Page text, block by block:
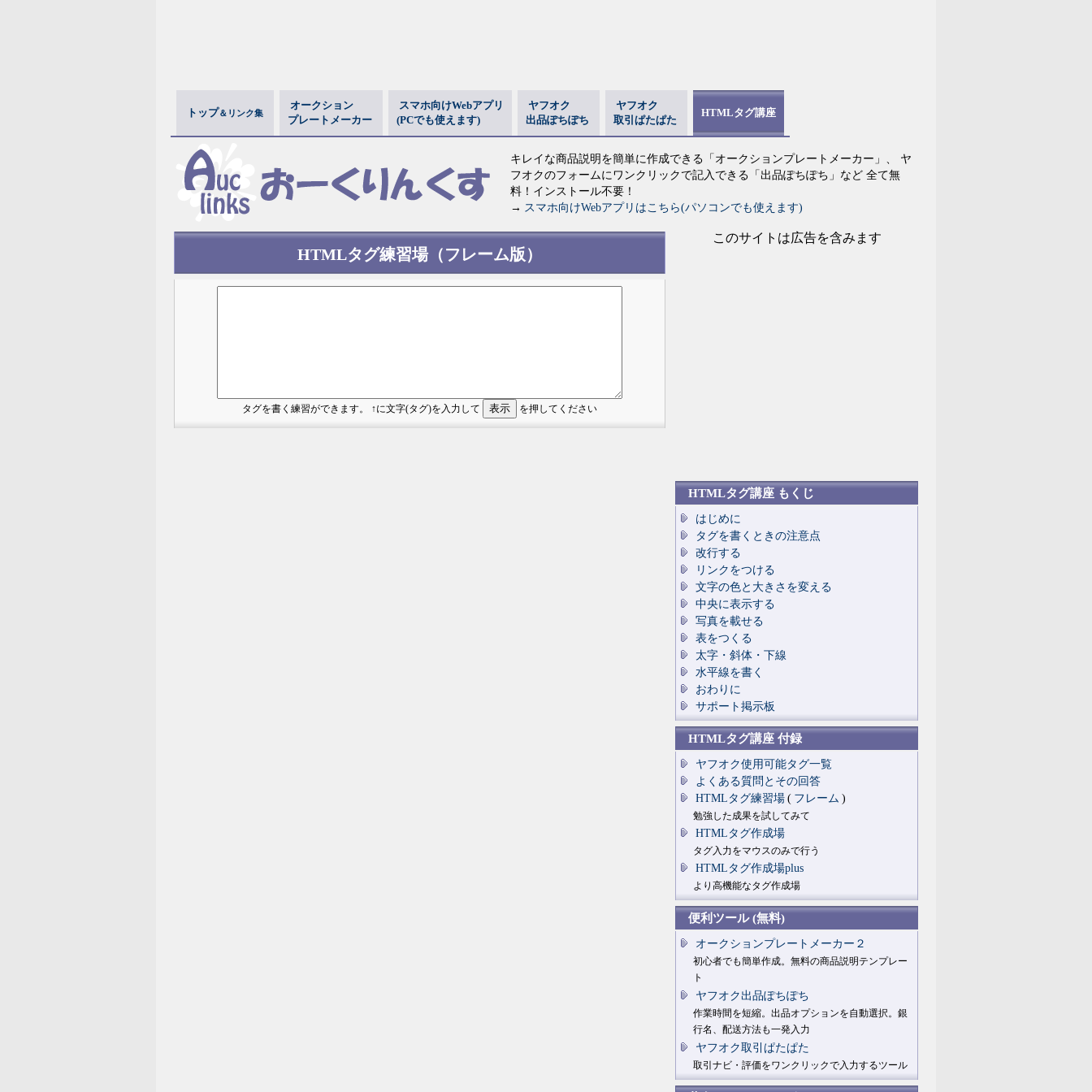
トップ＆リンク集
オークション
プレートメーカー
スマホ向けWebアプリ
(PCでも使えます)
ヤフオク
出品ぽちぽち
ヤフオク
取引ぱたぱた
HTMLタグ講座
キレイな商品説明を簡単に作成できる「オークションプレートメーカー」、 ヤ
フオクのフォームにワンクリックで記入できる「出品ぽちぽち」など 全て無
料！インストール不要！
→ スマホ向けWebアプリはこちら(パソコンでも使えます)
HTMLタグ練習場（フレーム版）
タグを書く練習ができます。 ↑に文字(タグ)を入力して を押してください
このサイトは広告を含みます
HTMLタグ講座 もくじ
はじめに
タグを書くときの注意点
改行する
リンクをつける
文字の色と大きさを変える
中央に表示する
写真を載せる
表をつくる
太字・斜体・下線
水平線を書く
おわりに
サポート掲示板
HTMLタグ講座 付録
ヤフオク使用可能タグ一覧
よくある質問とその回答
HTMLタグ練習場 ( フレーム )
勉強した成果を試してみて
HTMLタグ作成場
タグ入力をマウスのみで行う
HTMLタグ作成場plus
より高機能なタグ作成場
便利ツール (無料)
オークションプレートメーカー２
初心者でも簡単作成。無料の商品説明テンプレー
ト
ヤフオク出品ぽちぽち
作業時間を短縮。出品オプションを自動選択。銀
行名、配送方法も一発入力
ヤフオク取引ぱたぱた
取引ナビ・評価をワンクリックで入力するツール